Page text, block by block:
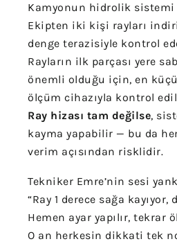
Kamyonun hidrolik sistemi
Ekipten iki kişi rayları
denge terazisiyle kontrol
Rayların ilk parçası yere
önemli olduğu için, en
ölçüm cihazıyla kontrol
Ray hizası tam değilse,
kayma yapabilir — bu da
verim açısından risklidir.
Tekniker Emre’nin sesi
“Ray 1 derece sağa kayıyor,
Hemen ayar yapılır, tekrar
O an herkesin dikkati tek